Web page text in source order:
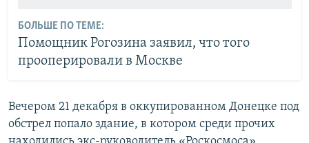
БОЛЬШЕ ПО ТЕМЕ:
Помощник Рогозина заявил, что того
прооперировали в Москве
Вечером 21 декабря в оккупированном Донецке под
обстрел попало здание, в котором среди прочих